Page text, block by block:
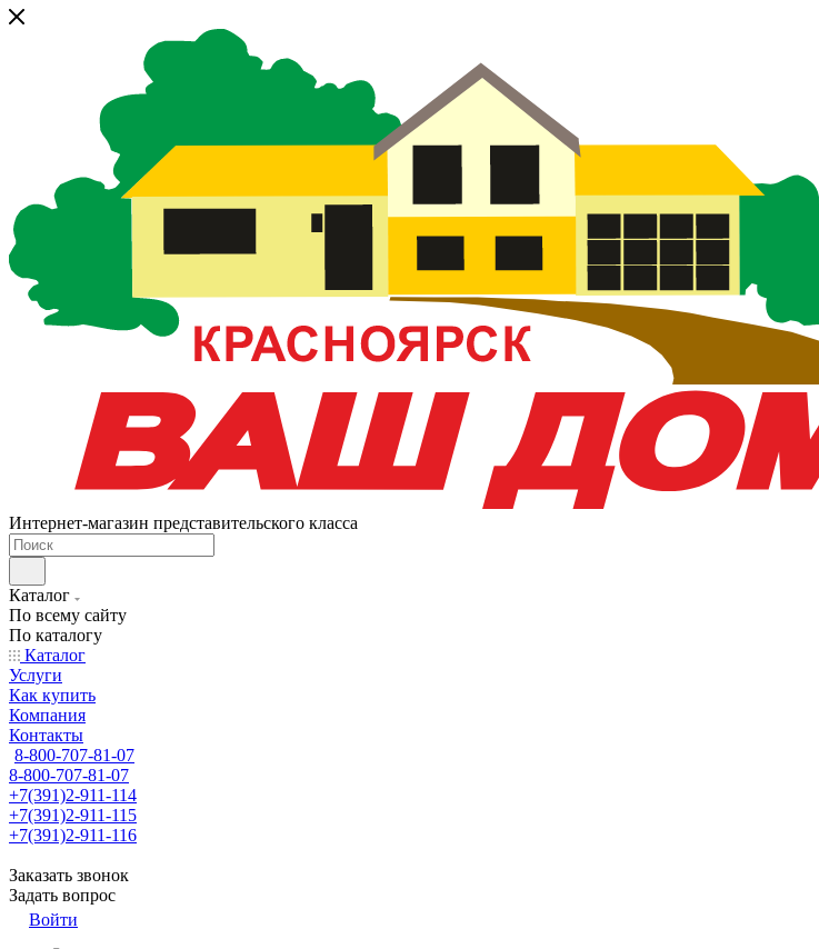
Интернет-магазин представительского класса
Каталог
По всему сайту
По каталогу
Каталог
Услуги
Как купить
Компания
Контакты
8-800-707-81-07
8-800-707-81-07
+7(391)2-911-114
+7(391)2-911-115
+7(391)2-911-116
Заказать звонок
Задать вопрос
Войти